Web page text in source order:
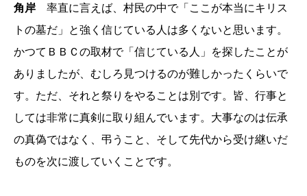
角岸 率直に言えば、村民の中で「ここが本当にキリス
トの墓だ」と強く信じている人は多くないと思います。
かつてＢＢＣの取材で「信じている人」を探したことが
ありましたが、むしろ見つけるのが難しかったくらいで
す。ただ、それと祭りをやることは別です。皆、行事と
しては非常に真剣に取り組んでいます。大事なのは伝承
の真偽ではなく、弔うこと、そして先代から受け継いだ
ものを次に渡していくことです。